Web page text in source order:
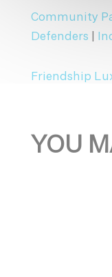
Community
Defenders
Friendship
YOU